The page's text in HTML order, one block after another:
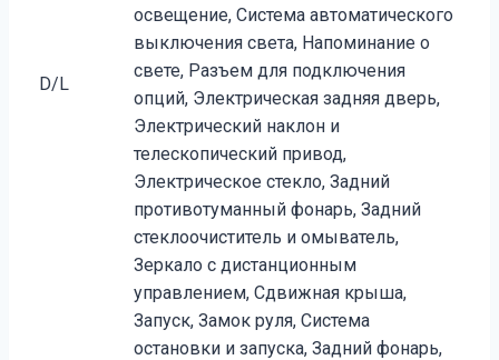
D/L
освещение, Система автоматического
выключения света, Напоминание о
свете, Разъем для подключения
опций, Электрическая задняя дверь,
Электрический наклон и
телескопический привод,
Электрическое стекло, Задний
противотуманный фонарь, Задний
стеклоочиститель и омыватель,
Зеркало с дистанционным
управлением, Сдвижная крыша,
Запуск, Замок руля, Система
остановки и запуска, Задний фонарь,